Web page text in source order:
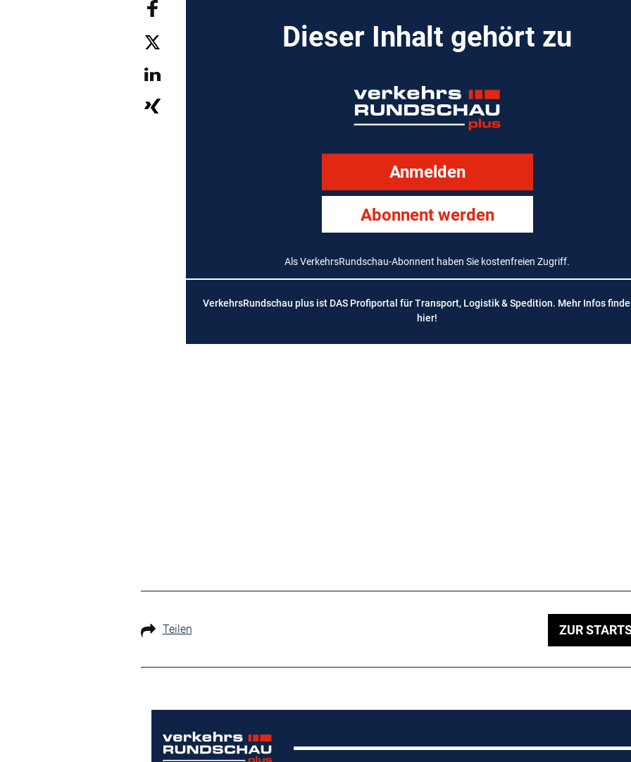
Dieser Inhalt gehört zu
Anmelden
Abonnent werden
Als VerkehrsRundschau-Abonnent haben Sie kostenfreien Zugriff.
VerkehrsRundschau plus ist DAS Profiportal für Transport, Logistik & Spedition. Mehr Infos
hier!
Teilen ZUR